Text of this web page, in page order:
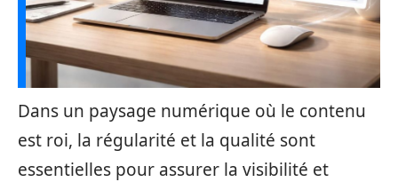
Dans un paysage numérique où le contenu
est roi, la régularité et la qualité sont
essentielles pour assurer la visibilité et